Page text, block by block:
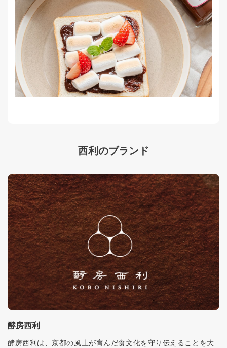
西利のブランド
酵房西利
酵房西利は、京都の風土が育んだ食文化を守り伝えることを大